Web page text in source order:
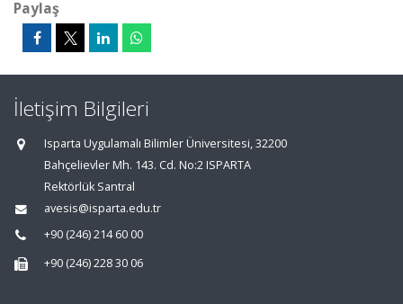
Paylaş
İletişim Bilgileri
Isparta Uygulamalı Bilimler Üniversitesi, 32200
Bahçelievler Mh. 143. Cd. No:2 ISPARTA
Rektörlük Santral
avesis@isparta.edu.tr
+90 (246) 214 60 00
+90 (246) 228 30 06